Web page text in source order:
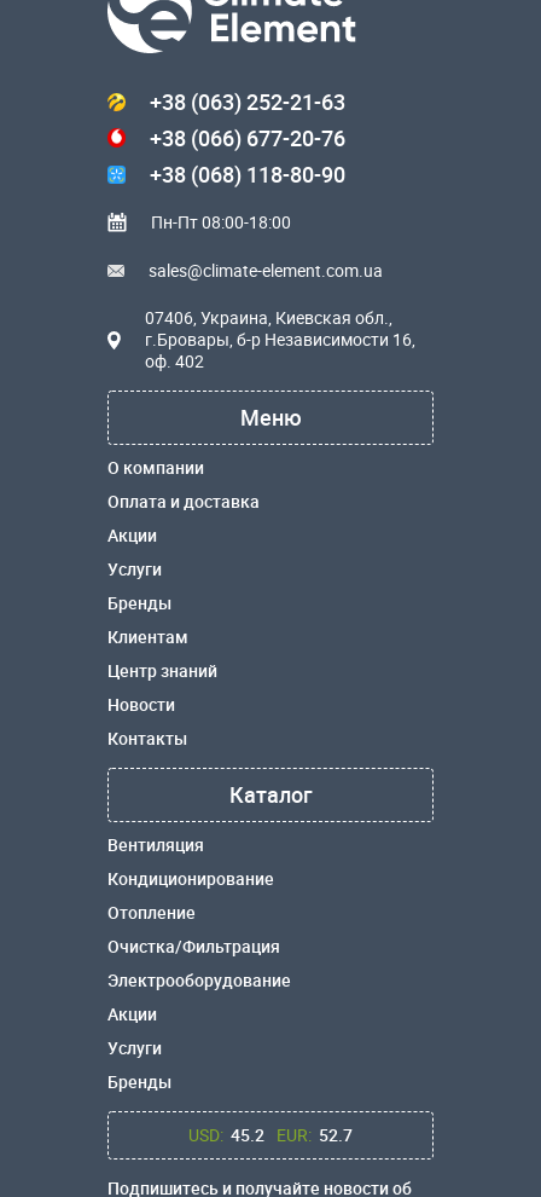
+38 (063) 252-21-63
+38 (066) 677-20-76
+38 (068) 118-80-90
Пн-Пт 08:00-18:00
sales@climate-element.com.ua
07406, Украина, Киевская обл.,
г.Бровары, б-р Независимости 16,
оф. 402
Меню
О компании
Оплата и доставка
Акции
Услуги
Бренды
Клиентам
Центр знаний
Новости
Контакты
Каталог
Вентиляция
Кондиционирование
Отопление
Очистка/Фильтрация
Электрооборудование
Акции
Услуги
Бренды
USD: 45.2 EUR: 52.7
Подпишитесь и получайте новости об